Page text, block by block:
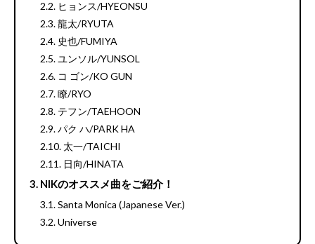
ヒョンス/HYEONSU
龍太/RYUTA
史也/FUMIYA
ユンソル/YUNSOL
コ ゴン/KO GUN
瞭/RYO
テフン/TAEHOON
パク ハ/PARK HA
太一/TAICHI
日向/HINATA
NIKのオススメ曲をご紹介！
Santa Monica (Japanese Ver.)
Universe